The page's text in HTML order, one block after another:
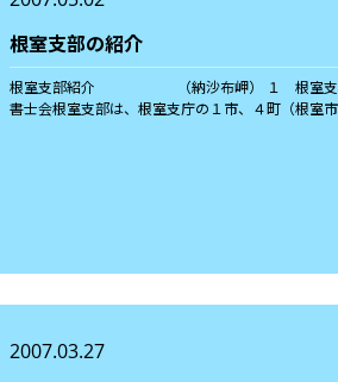
根室支部の紹介
根室支部紹介 （納沙布岬） １ 根室支部
書士会根室支部は、根室支庁の１市、４町（根室
2007.03.27